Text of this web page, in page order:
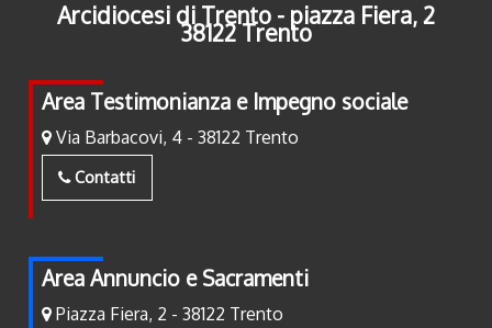
Arcidiocesi di Trento - piazza Fiera, 2
38122 Trento
Area Testimonianza e Impegno sociale
Via Barbacovi, 4 - 38122 Trento
Contatti
Area Annuncio e Sacramenti
Piazza Fiera, 2 - 38122 Trento